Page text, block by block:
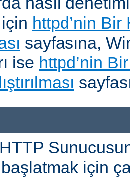
httpd’nin
sayfasına,
ise httpd’nin
için